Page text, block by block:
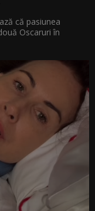
că pasiunea
Oscaruri în